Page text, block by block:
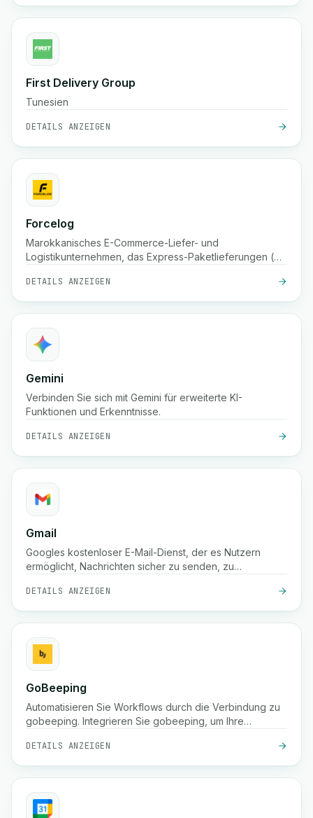
First Delivery Group
Tunesien
DETAILS ANZEIGEN
Forcelog
Marokkanisches E-Commerce-Liefer- und
Logistikunternehmen, das Express-Paketlieferungen (oft
Städten), kostenlose Abholung, Lagerung, Verpackung
und Sendungsverfolgung im ganzen Land anbietet
DETAILS ANZEIGEN
Gemini
Verbinden Sie sich mit Gemini für erweiterte KI-
Funktionen und Erkenntnisse.
DETAILS ANZEIGEN
Gmail
Googles kostenloser E-Mail-Dienst, der es Nutzern
ermöglicht, Nachrichten sicher zu senden, zu
Spam-Schutz, Suchfunktion und Integration in Google
Workspace-Tools.
DETAILS ANZEIGEN
GoBeeping
Automatisieren Sie Workflows durch die Verbindung zu
gobeeping. Integrieren Sie gobeeping, um Ihre
DETAILS ANZEIGEN